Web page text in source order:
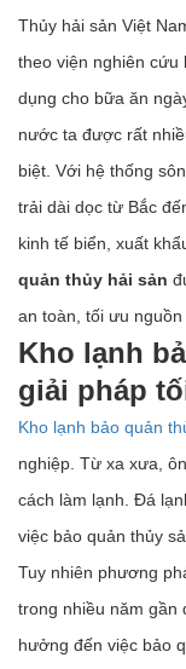
Thủy hải sản Việt
theo viện nghiên
dụng cho bữa ăn
nước ta được rất
biệt. Với hệ thống
trải dài dọc từ Bắc
kinh tế biển, xuất
quản thủy hải sản
an toàn, tối ưu
Kho lạnh
giải pháp
Kho lạnh bảo quản
nghiệp. Từ xa xưa,
cách làm lạnh. Đá
việc bảo quản thủy
Tuy nhiên phương
trong nhiều năm gần
hưởng đến việc bảo